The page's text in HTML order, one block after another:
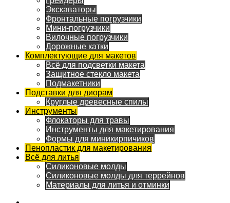
Экскаваторы
Фронтальные погрузчики
Мини-погрузчики
Вилочные погрузчики
Дорожные катки
Комплектующие для макетов
Всё для подсветки макета
Защитное стекло макета
Подмакетники
Подставки для диорам
Круглые древесные спилы
Инструменты
Флокаторы для травы
Инструменты для макетирования
Формы для миникирпичиков
Пенопластик для макетирования
Всё для литья
Силиконовые молды
Силиконовые молды для террейнов
Материалы для литья и отминки